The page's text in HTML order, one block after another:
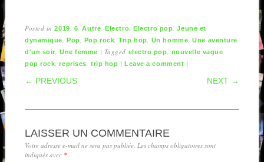
Posted in2019 6 ,Autre ,Electro ,Electro pop ,Jeune et
dynamique
,Pop Pop rock ,Trip hop Un homme ,Une aventure
d'un soir
,Une femme | Tagged electro pop nouvelle vague
pop rock ,reprises trip hop |Leave a comment |
POST NAVIGATION
← PREVIOUS NEXT →
LAISSER UN COMMENTAIRE
Votre adresse e-mail ne sera pas publiée. Les champs obligatoires sont
indiqués avec *